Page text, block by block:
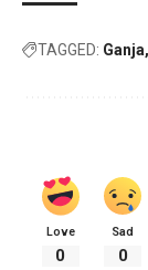
TAGGED: Ganja
Love
0
Sad
0